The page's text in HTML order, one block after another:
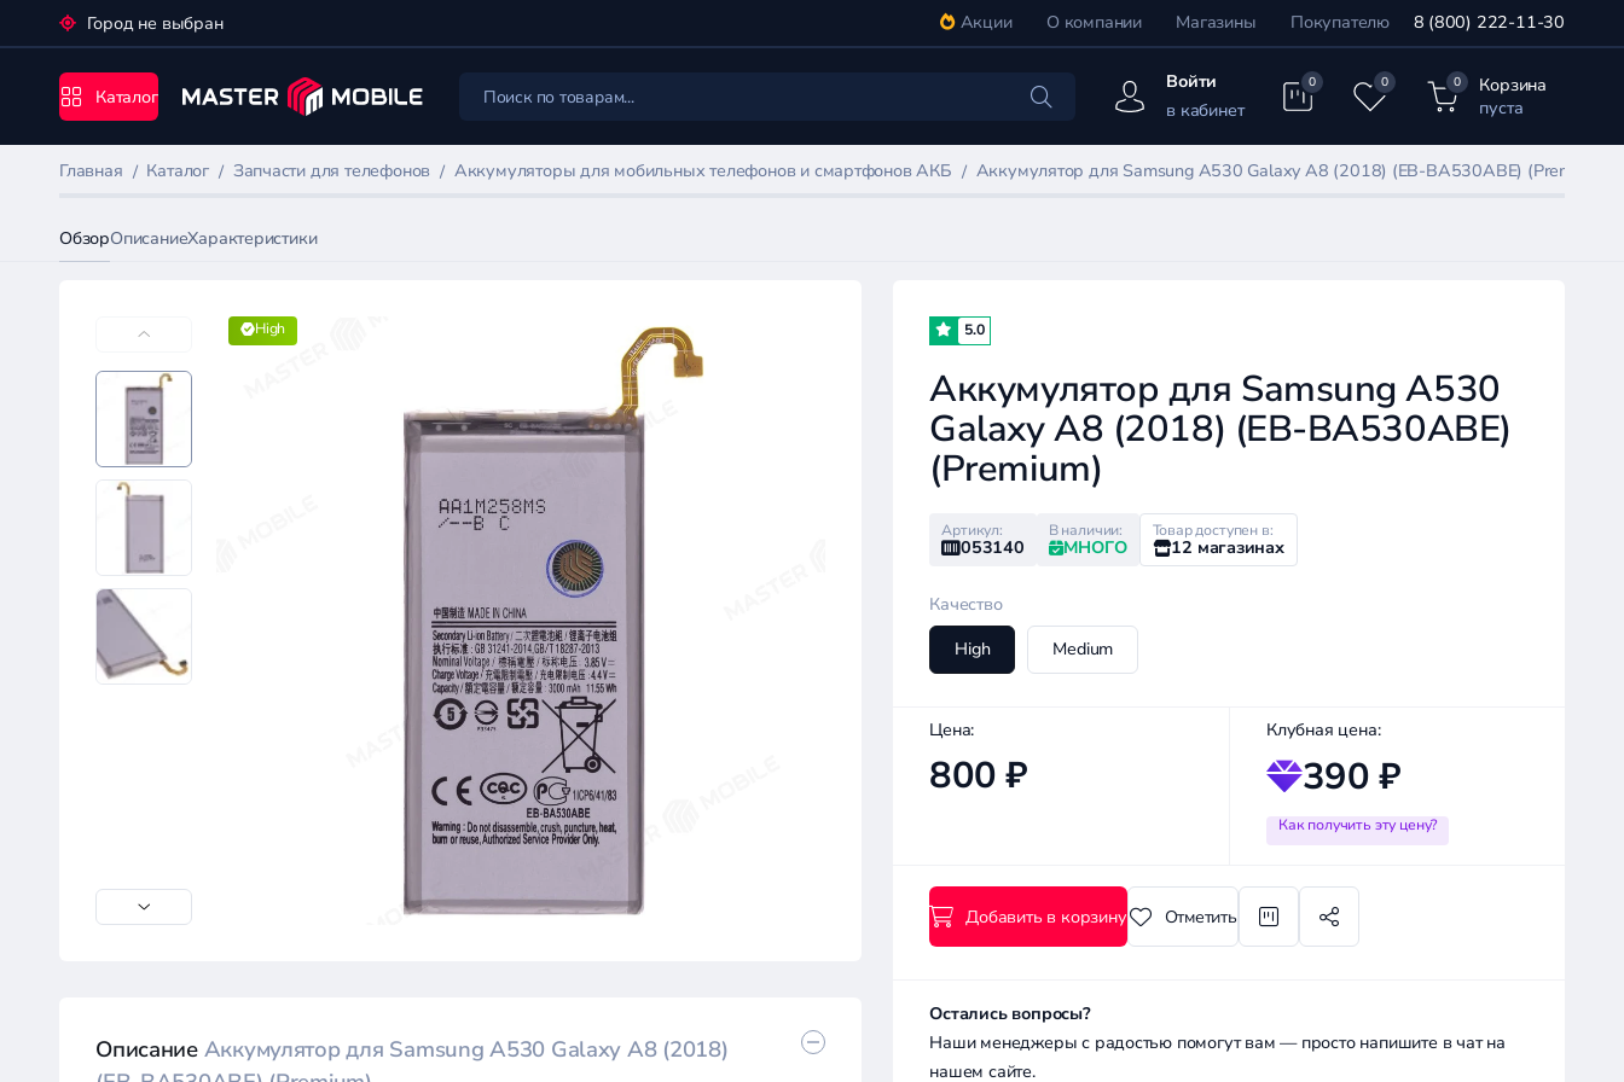
Город не выбран Акции О компании Магазины Покупателю 8 (800) 222-11-30
Каталог
Войти
в кабинет
0 0 0
Корзина
пуста
Главная Каталог Запчасти для телефонов Аккумуляторы для мобильных телефонов и смартфонов АКБ Аккумулятор для Samsung A530 Galaxy A8 (2018) (EB-BA530ABE) (Premium)
ОбзорОписаниеХарактеристики
High
Описание Аккумулятор для Samsung A530 Galaxy A8 (2018)
5.0
Аккумулятор для Samsung A530
Galaxy A8 (2018) (EB-BA530ABE)
(Premium)
Артикул:
053140
В наличии:
МНОГО
Товар доступен в:
12 магазинах
Качество
High
Medium
Цена:
800 ₽
Клубная цена:
390 ₽
Как получить эту цену?
Добавить в корзину Отметить
Остались вопросы?
Наши менеджеры с радостью помогут вам — просто напишите в чат на
нашем сайте.